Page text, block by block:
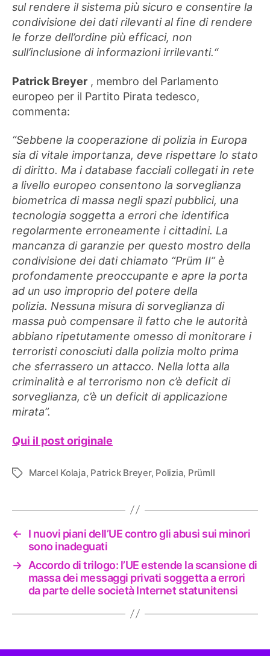
sul rendere il sistema più sicuro e consentire la
condivisione dei dati rilevanti al fine di rendere
le forze dell’ordine più efficaci, non
sull’inclusione di informazioni irrilevanti.“
Patrick Breyer , membro del Parlamento
europeo per il Partito Pirata tedesco,
commenta:
“Sebbene la cooperazione di polizia in Europa
sia di vitale importanza, deve rispettare lo stato
di diritto. Ma i database facciali collegati in rete
a livello europeo consentono la sorveglianza
biometrica di massa negli spazi pubblici, una
tecnologia soggetta a errori che identifica
regolarmente erroneamente i cittadini. La
mancanza di garanzie per questo mostro della
condivisione dei dati chiamato “Prüm II” è
profondamente preoccupante e apre la porta
ad un uso improprio del potere della
polizia. Nessuna misura di sorveglianza di
massa può compensare il fatto che le autorità
abbiano ripetutamente omesso di monitorare i
terroristi conosciuti dalla polizia molto prima
che sferrassero un attacco. Nella lotta alla
criminalità e al terrorismo non c’è deficit di
sorveglianza, c’è un deficit di applicazione
mirata”.
Qui il post originale
Tag Marcel Kolaja, Patrick Breyer, Polizia, PrümII
←
I nuovi piani dell’UE contro gli abusi sui minori
sono inadeguati
→ Accordo di trilogo: l’UE estende la scansione di
massa dei messaggi privati ​​soggetta a errori
da parte delle società Internet statunitensi